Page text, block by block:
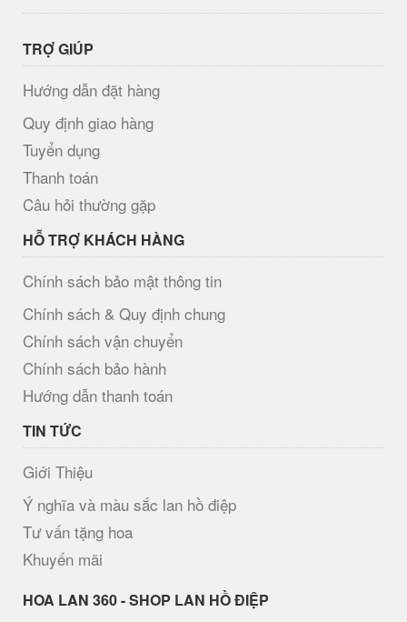
TRỢ GIÚP
Hướng dẫn đặt hàng
Quy định giao hàng
Tuyển dụng
Thanh toán
Câu hỏi thường gặp
HỖ TRỢ KHÁCH HÀNG
Chính sách bảo mật thông tin
Chính sách & Quy định chung
Chính sách vận chuyển
Chính sách bảo hành
Hướng dẫn thanh toán
TIN TỨC
Giới Thiệu
Ý nghĩa và màu sắc lan hồ điệp
Tư vấn tặng hoa
Khuyến mãi
H​OA LAN 360 - SHOP LAN HỒ ĐIỆP